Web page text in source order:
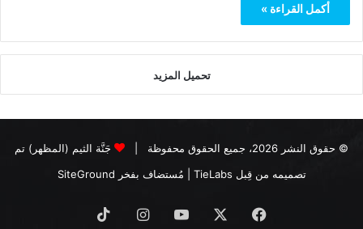
أكمل القراءة »
تحميل المزيد
© حقوق النشر 2026، جميع الحقوق محفوظة |
جَنَّة الثيم (المظهر) تم
تصميمه من قِبل TieLabs
| مُستضاف بفخر SiteGround
فيسبوك يوتيوب انستقرام